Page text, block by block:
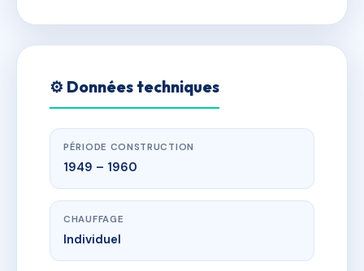
⚙️ Données techniques
PÉRIODE CONSTRUCTION
1949 – 1960
CHAUFFAGE
Individuel